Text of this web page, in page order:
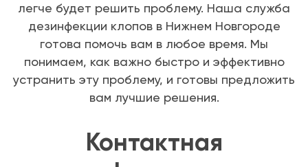
легче будет решить проблему. Наша служба
дезинфекции клопов в Нижнем Новгороде
готова помочь вам в любое время. Мы
понимаем, как важно быстро и эффективно
устранить эту проблему, и готовы предложить
вам лучшие решения.
Контактная